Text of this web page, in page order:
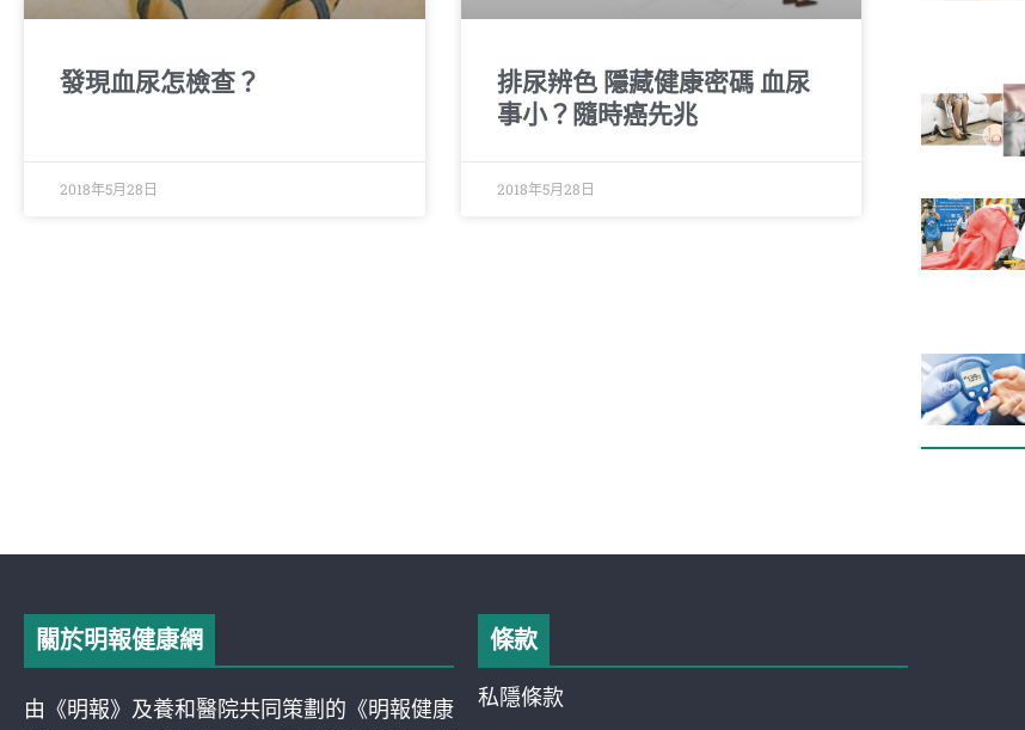
發現血尿怎檢查？
2018年5月28日
排尿辨色 隱藏健康密碼 血尿
事小？隨時癌先兆
2018年5月28日
關於明報健康網
由《明報》及養和醫院共同策劃的《明報健康
條款
私隱條款